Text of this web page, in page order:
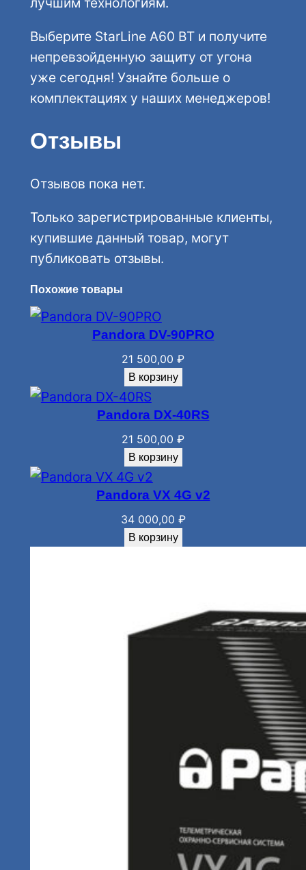
Выберите StarLine A60 BT и получите
непревзойденную защиту от угона
уже сегодня! Узнайте больше о
комплектациях у наших менеджеров!
Отзывы
Отзывов пока нет.
Только зарегистрированные клиенты,
купившие данный товар, могут
публиковать отзывы.
Похожие товары
Pandora DV-90PRO
21 500,00 ₽
В корзину
Pandora DX-40RS
21 500,00 ₽
В корзину
Pandora VX 4G v2
34 000,00 ₽
В корзину